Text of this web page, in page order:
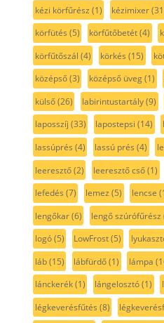
kézi körfűrész (1) kézimixer
körfütés (5) körfűtőbetét(4)
körfűtőszál (4) körkés (15)
középső(3) középső üveg(1)
külső(26) labirintustartály(9)
laposszíj (33) lapostepsi (14)
lassúprés (4) lassú prés (4)
leeresztő(2) leeresztő cső(1)
lefedés (7) lemez (5) lencse
lengőkar(6) lengő szúrófűrész
logó(5) LowFrost(5)
láb(15) lábfürdő(1) lámpa
lánckerék(1) lángelosztó(1)
légkeverésfűtés (8)